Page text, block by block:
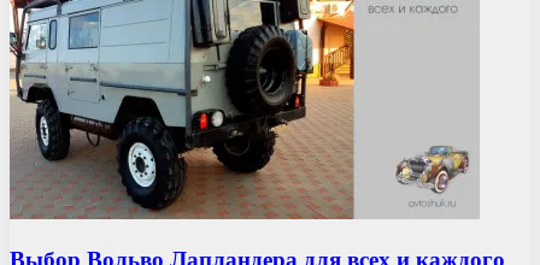
Выбор Вольво Лапландера для всех и каждого